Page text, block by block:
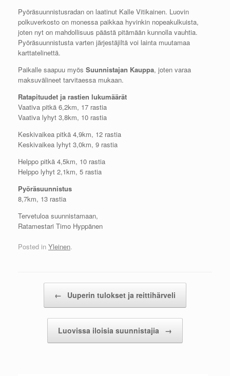
Pyöräsuunnistusradan on laatinut Kalle Vitikainen. Luovin
polkuverkosto on monessa paikkaa hyvinkin nopeakulkuista,
joten nyt on mahdollisuus päästä pitämään kunnolla vauhtia.
Pyöräsuunnistusta varten järjestäjiltä voi lainta muutamaa
karttatelinettä.
Paikalle saapuu myös Suunnistajan Kauppa, joten varaa
maksuvälineet tarvitaessa mukaan.
Ratapituudet ja rastien lukumäärät
Vaativa pitkä 6,2km, 17 rastia
Vaativa lyhyt 3,8km, 10 rastia
Keskivaikea pitkä 4,9km, 12 rastia
Keskivaikea lyhyt 3,0km, 9 rastia
Helppo pitkä 4,5km, 10 rastia
Helppo lyhyt 2,1km, 5 rastia
Pyöräsuunnistus
8,7km, 13 rastia
Tervetuloa suunnistamaan,
Ratamestari Timo Hyppänen
Posted in Yleinen.
← Uuperin tulokset ja reittihärveli
Luovissa iloisia suunnistajia →